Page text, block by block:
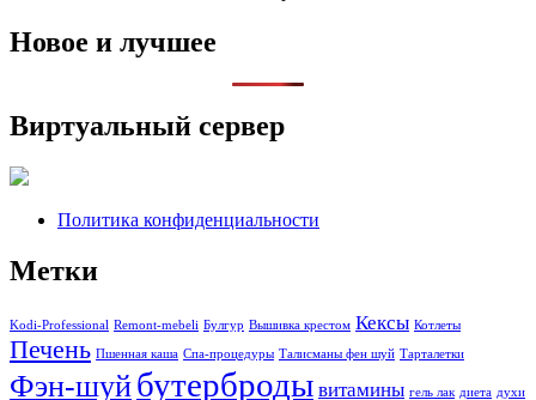
Новое и лучшее
Виртуальный сервер
Политика конфиденциальности
Метки
Kodi-Professional Remont-mebeli Булгур Вышивка крестом Кексы Котлеты
Печень Пшенная каша Спа-процедуры Талисманы фен шуй Тарталетки
Фэн-шуйбутерброды витамины гель лак диета духи